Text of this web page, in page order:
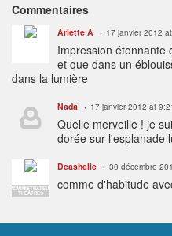
Commentaires
Arlette A 17 janvier 2012
Impression étonnante
et que dans un
dans la lumière
Nada 17 janvier 2012 at
Quelle merveille ! je
dorée sur l'esplanade
ADMINISTRATEUR
THÉÂTRES
Deashelle 30 décembre
comme d'habitude